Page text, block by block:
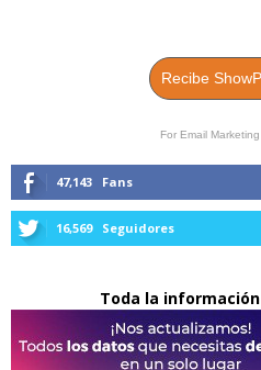
Recibe
For Email
47,143 Fans
16,569 Seguidores
Toda la